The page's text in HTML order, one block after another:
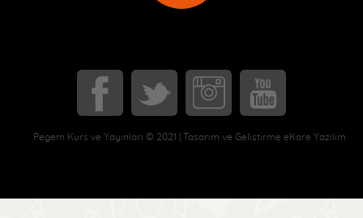
Pegem Kurs ve Yayınları © 2021 | Tasarım ve Geliştirme eKare Yazılım